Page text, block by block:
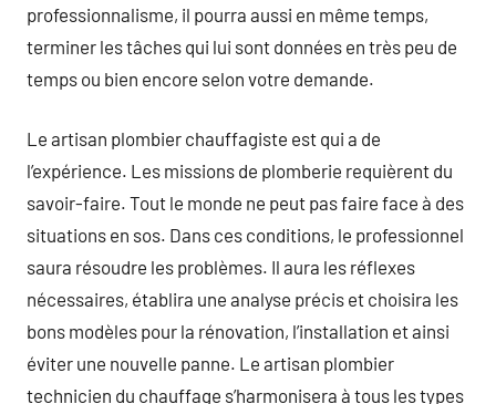
professionnalisme, il pourra aussi en même temps,
terminer les tâches qui lui sont données en très peu de
temps ou bien encore selon votre demande.
Le artisan plombier chauffagiste est qui a de
l’expérience. Les missions de plomberie requièrent du
savoir-faire. Tout le monde ne peut pas faire face à des
situations en sos. Dans ces conditions, le professionnel
saura résoudre les problèmes. Il aura les réflexes
nécessaires, établira une analyse précis et choisira les
bons modèles pour la rénovation, l’installation et ainsi
éviter une nouvelle panne. Le artisan plombier
technicien du chauffage s’harmonisera à tous les types